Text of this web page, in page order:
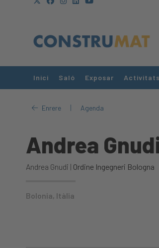
Inici Saló Exposar Activitats
Enrere | Agenda
Andrea
Andrea Gnudi | Ordine Ingegneri Bologna
Bolonia, Itàlia